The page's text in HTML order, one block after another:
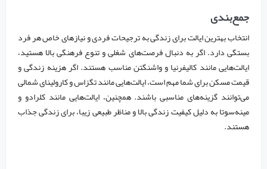
جمع‌بندی
انتخاب بهترین ایالت برای زندگی به ترجیحات فردی و نیازهای خاص هر فرد
بستگی دارد. اگر به دنبال فرصت‌های شغلی و تنوع فرهنگی بالا هستید،
ایالت‌هایی مانند کالیفرنیا و واشنگتن مناسب هستند. اگر هزینه زندگی و
قیمت مسکن برای شما مهم است، ایالت‌هایی مانند تگزاس و کارولینای شمالی
می‌توانند گزینه‌های مناسبی باشند. همچنین، ایالت‌هایی مانند کلرادو و
مینه‌سوتا به دلیل کیفیت زندگی بالا و مناظر طبیعی زیبا، برای زندگی جذاب
هستند.